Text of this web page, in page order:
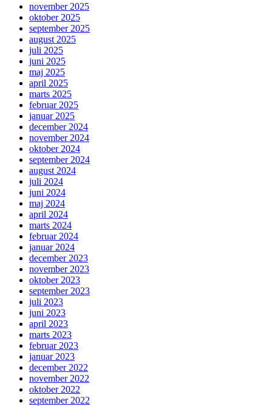
november 2025
oktober 2025
september 2025
august 2025
juli 2025
juni 2025
maj 2025
april 2025
marts 2025
februar 2025
januar 2025
december 2024
november 2024
oktober 2024
september 2024
august 2024
juli 2024
juni 2024
maj 2024
april 2024
marts 2024
februar 2024
januar 2024
december 2023
november 2023
oktober 2023
september 2023
juli 2023
juni 2023
april 2023
marts 2023
februar 2023
januar 2023
december 2022
november 2022
oktober 2022
september 2022